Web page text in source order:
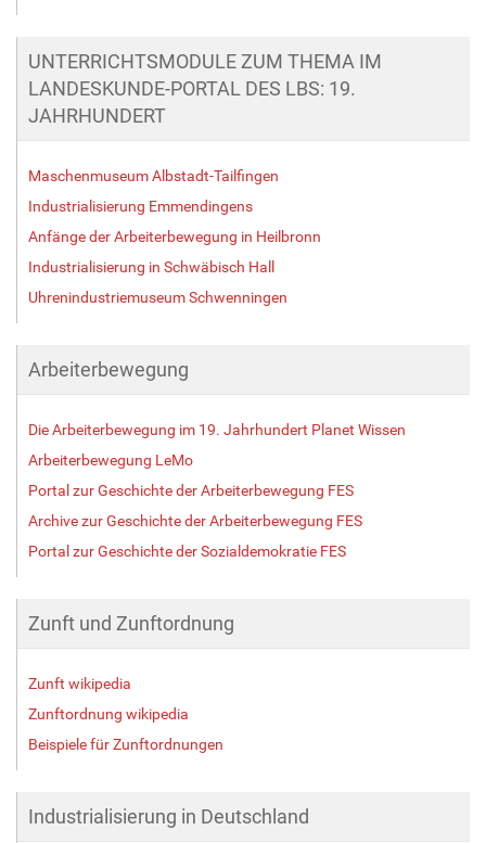
UNTERRICHTSMODULE ZUM THEMA IM
LANDESKUNDE-PORTAL DES LBS: 19.
JAHRHUNDERT
Maschenmuseum Albstadt-Tailfingen
Industrialisierung Emmendingens
Anfänge der Arbeiterbewegung in Heilbronn
Industrialisierung in Schwäbisch Hall
Uhrenindustriemuseum Schwenningen
Arbeiterbewegung
Die Arbeiterbewegung im 19. Jahrhundert Planet Wissen
Arbeiterbewegung LeMo
Portal zur Geschichte der Arbeiterbewegung FES
Archive zur Geschichte der Arbeiterbewegung FES
Portal zur Geschichte der Sozialdemokratie FES
Zunft und Zunftordnung
Zunft wikipedia
Zunftordnung wikipedia
Beispiele für Zunftordnungen
Industrialisierung in Deutschland